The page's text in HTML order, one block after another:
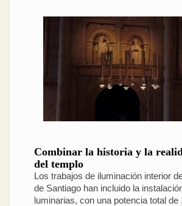
Combinar la historia y la
del templo
Los trabajos de iluminación interior
de Santiago han incluido la
luminarias, con una potencia total de